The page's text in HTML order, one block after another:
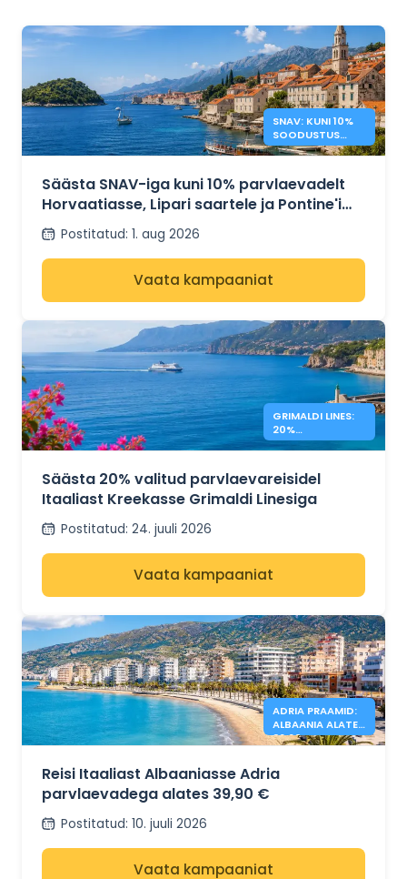
SNAV: KUNI 10%
SOODUSTUS
HORVAATIA JA
Säästa SNAV-iga kuni 10% parvlaevadelt
Horvaatiasse, Lipari saartele ja Pontine'i
saartele
Postitatud: 1. aug 2026
Vaata kampaaniat
GRIMALDI LINES:
20%
SOODUSTUST
PARVLAEVADELE
Säästa 20% valitud parvlaevareisidel
Itaaliast Kreekasse Grimaldi Linesiga
Postitatud: 24. juuli 2026
Vaata kampaaniat
ADRIA PRAAMID:
ALBAANIA ALATES
39,90 €
Reisi Itaaliast Albaaniasse Adria
parvlaevadega alates 39,90 €
Postitatud: 10. juuli 2026
Vaata kampaaniat